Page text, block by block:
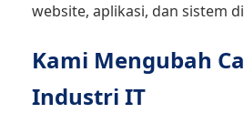
website, aplikasi, dan sistem
Kami Mengubah
Industri IT